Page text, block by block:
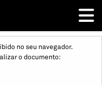
no seu navegador.
o documento: